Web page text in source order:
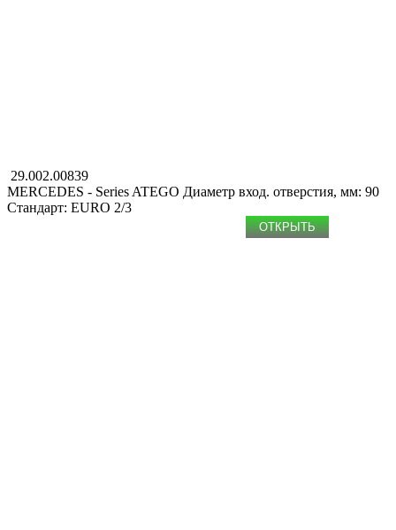
29.002.00839
MERCEDES - Series ATEGO Диаметр вход. отверстия, мм: 90
Стандарт: EURO 2/3
ОТКРЫТЬ